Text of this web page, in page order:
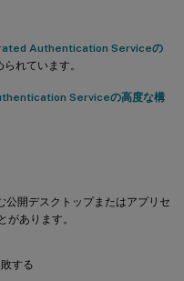
Authentication Serviceの
れています。
Serviceの高度な構
公開デスクトップまたはアプリセ
があります。